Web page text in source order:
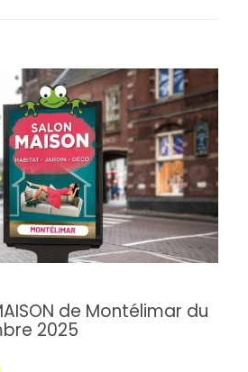
de Montélimar du
2025